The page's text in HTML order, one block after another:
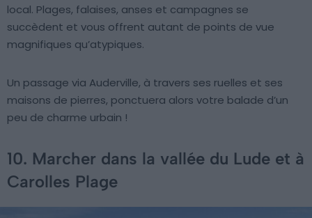
local. Plages, falaises, anses et campagnes se
succèdent et vous offrent autant de points de vue
magnifiques qu’atypiques.
Un passage via Auderville, à travers ses ruelles et ses
maisons de pierres, ponctuera alors votre balade d’un
peu de charme urbain !
10. Marcher dans la vallée du Lude et à
Carolles Plage